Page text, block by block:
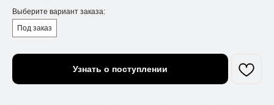
Выберите вариант заказа:
Под заказ
Узнать о поступлении